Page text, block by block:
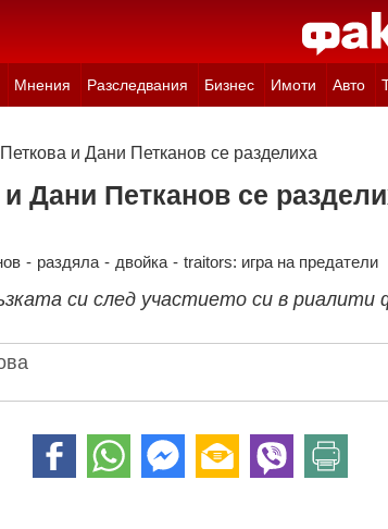
Мнения Разследвания Бизнес Имоти Авто
и Дани Петканов се разделиха
Дани Петканов се
- раздяла - двойка - traitors: игра на предатели
си след участието си в риалити